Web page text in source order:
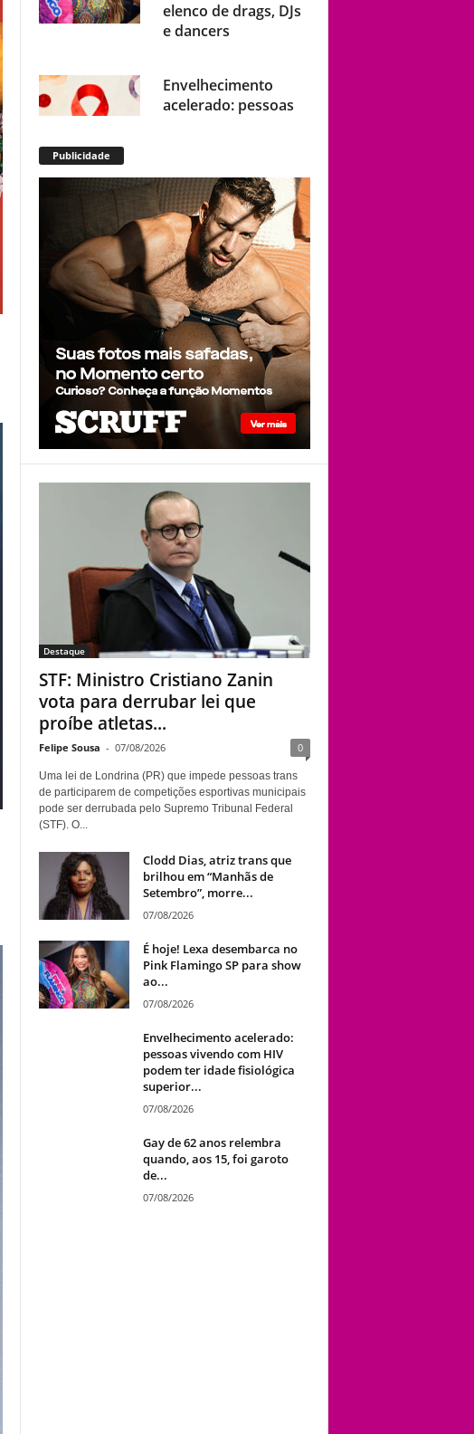
elenco de drags, DJs
e dancers
Envelhecimento
acelerado: pessoas
real, aponta relatório
internacional
Gay de 62 anos
relembra quando,
aos 15, foi garoto de
programa por
quatro meses sem
saber: “Idiotice da
minha parte”
STF: Ministro
Cristiano Zanin vota
proíbe atletas
transgênero em
competições de
Londrina
Publicidade
Destaque
STF: Ministro Cristiano Zanin
vota para derrubar lei que
proíbe atletas...
Felipe Sousa - 07/08/2026 0
Uma lei de Londrina (PR) que impede pessoas trans
de participarem de competições esportivas municipais
pode ser derrubada pelo Supremo Tribunal Federal
(STF). O...
Clodd Dias, atriz trans que
brilhou em “Manhãs de
Setembro”, morre...
07/08/2026
É hoje! Lexa desembarca no
Pink Flamingo SP para show
ao...
07/08/2026
Envelhecimento acelerado:
pessoas vivendo com HIV
podem ter idade fisiológica
superior...
07/08/2026
Gay de 62 anos relembra
quando, aos 15, foi garoto
de...
07/08/2026